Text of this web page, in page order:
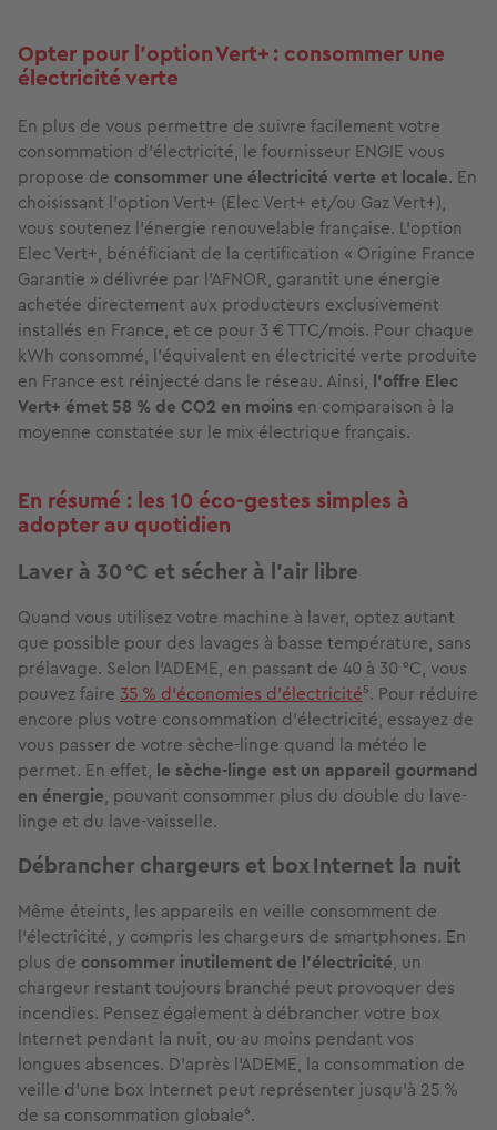
Opter pour l’option Vert+ : consommer une
électricité verte
En plus de vous permettre de suivre facilement votre
consommation d’électricité, le fournisseur ENGIE vous
propose de consommer une électricité verte et locale. En
choisissant l’option Vert+ (Elec Vert+ et/ou Gaz Vert+),
vous soutenez l'énergie renouvelable française. L'option
Elec Vert+, bénéficiant de la certification « Origine France
Garantie » délivrée par l’AFNOR, garantit une énergie
achetée directement aux producteurs exclusivement
installés en France, et ce pour 3 € TTC/mois. Pour chaque
kWh consommé, l'équivalent en électricité verte produite
en France est réinjecté dans le réseau. Ainsi, l'offre Elec
Vert+ émet 58 % de CO2 en moins en comparaison à la
moyenne constatée sur le mix électrique français.
En résumé : les 10 éco‑gestes simples à
adopter au quotidien
Laver à 30 °C et sécher à l’air libre
Quand vous utilisez votre machine à laver, optez autant
que possible pour des lavages à basse température, sans
prélavage. Selon l’ADEME, en passant de 40 à 30 °C, vous
pouvez faire 35 % d’économies d’électricité⁵. Pour réduire
encore plus votre consommation d’électricité, essayez de
vous passer de votre sèche-linge quand la météo le
permet. En effet, le sèche-linge est un appareil gourmand
en énergie, pouvant consommer plus du double du lave-
linge et du lave-vaisselle.
Débrancher chargeurs et box Internet la nuit
Même éteints, les appareils en veille consomment de
l’électricité, y compris les chargeurs de smartphones. En
plus de consommer inutilement de l'électricité, un
chargeur restant toujours branché peut provoquer des
incendies. Pensez également à débrancher votre box
Internet pendant la nuit, ou au moins pendant vos
longues absences. D’après l’ADEME, la consommation de
veille d’une box Internet peut représenter jusqu’à 25 %
de sa consommation globale⁶.